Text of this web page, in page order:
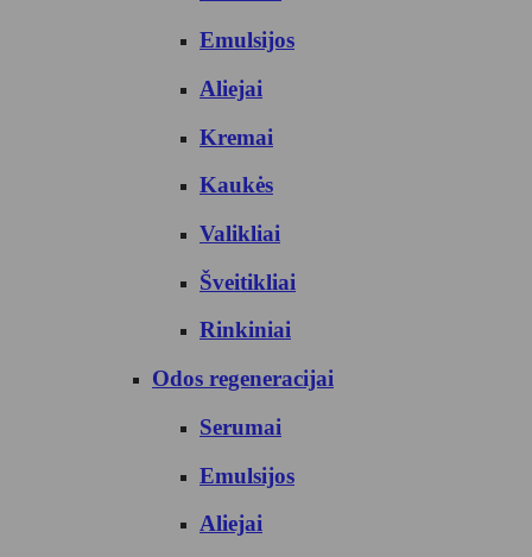
Emulsijos
Aliejai
Kremai
Kaukės
Valikliai
Šveitikliai
Rinkiniai
Odos regeneracijai
Serumai
Emulsijos
Aliejai